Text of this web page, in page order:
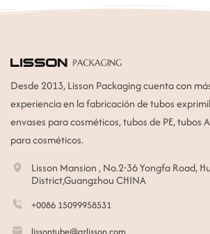
Desde 2013, Lisson Packaging cuenta con
experiencia en la fabricación de tubos
envases para cosméticos, tubos de PE, tubos
para cosméticos.
Lisson Mansion , No.2-36 Yongfa Road,
District,Guangzhou CHINA
+0086 15099958531